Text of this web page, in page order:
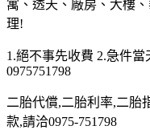
寓、透天、廠房、大樓
理!
1.絕不事先收費 2.急件
0975751798
二胎代償,二胎利率,二胎
款,請洽0975-751798